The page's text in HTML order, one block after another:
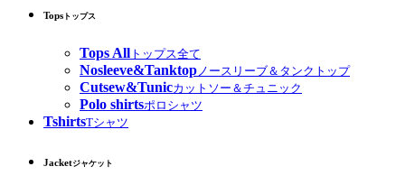
Tops トップス
Tops All トップス全て
Nosleeve&Tanktopノースリーブ＆タンクトップ
Cutsew&Tunicカットソー＆チュニック
Polo shirtsポロシャツ
TshirtsTシャツ
Jacketジャケット